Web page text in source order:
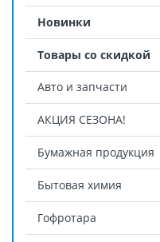
Новинки
Товары со скидкой
Авто и запчасти
АКЦИЯ СЕЗОНА!
Бумажная продукция
Бытовая химия
Гофротара